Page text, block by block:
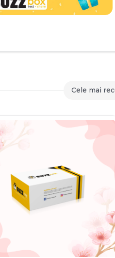
Cele mai